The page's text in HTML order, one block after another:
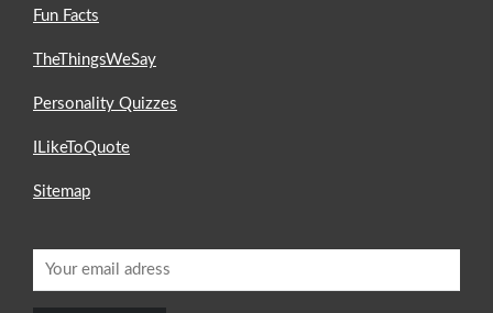
Fun Facts
TheThingsWeSay
Personality Quizzes
ILikeToQuote
Sitemap